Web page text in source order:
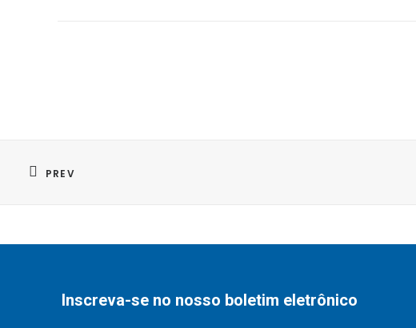
PREV
Inscreva-se no nosso boletim eletrônico